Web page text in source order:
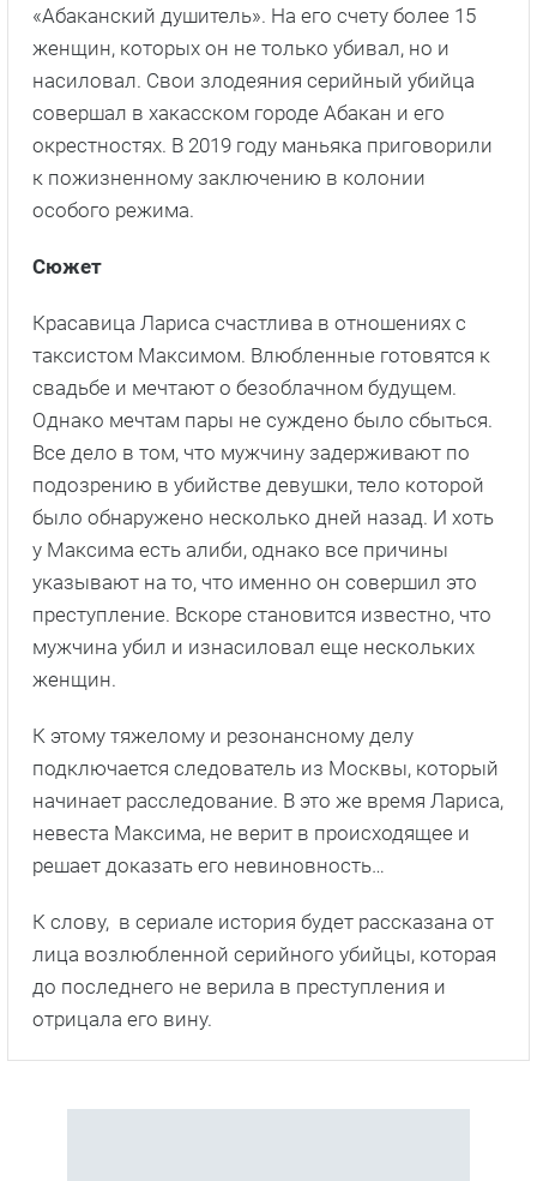
«Абаканский душитель». На его счету более 15
женщин, которых он не только убивал, но и
насиловал. Свои злодеяния серийный убийца
совершал в хакасском городе Абакан и его
окрестностях. В 2019 году маньяка приговорили
к пожизненному заключению в колонии
особого режима.
Сюжет
Красавица Лариса счастлива в отношениях с
таксистом Максимом. Влюбленные готовятся к
свадьбе и мечтают о безоблачном будущем.
Однако мечтам пары не суждено было сбыться.
Все дело в том, что мужчину задерживают по
подозрению в убийстве девушки, тело которой
было обнаружено несколько дней назад. И хоть
у Максима есть алиби, однако все причины
указывают на то, что именно он совершил это
преступление. Вскоре становится известно, что
мужчина убил и изнасиловал еще нескольких
женщин.
К этому тяжелому и резонансному делу
подключается следователь из Москвы, который
начинает расследование. В это же время Лариса,
невеста Максима, не верит в происходящее и
решает доказать его невиновность…
К слову, в сериале история будет рассказана от
лица возлюбленной серийного убийцы, которая
до последнего не верила в преступления и
отрицала его вину.